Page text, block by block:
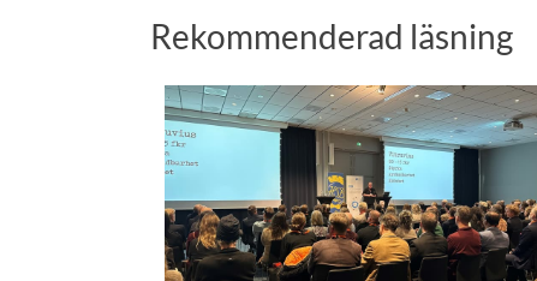
Rekommenderad läsning